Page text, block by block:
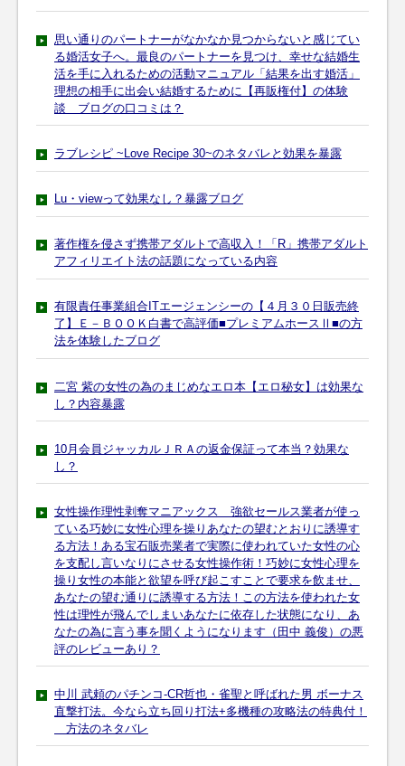
思い通りのパートナーがなかなか見つからないと感じてい
る婚活女子へ。最良のパートナーを見つけ、幸せな結婚生
活を手に入れるための活動マニュアル「結果を出す婚活」
理想の相手に出会い結婚するために【再販権付】の体験
談 ブログの口コミは？
ラブレシピ ~Love Recipe 30~のネタバレと効果を暴露
Lu・viewって効果なし？暴露ブログ
著作権を侵さず携帯アダルトで高収入！「R」携帯アダルト
アフィリエイト法の話題になっている内容
有限責任事業組合ITエージェンシーの【４月３０日販売終
了】Ｅ－ＢＯＯＫ白書で高評価■プレミアムホースⅡ■の方
法を体験したブログ
二宮 紫の女性の為のまじめなエロ本【エロ秘女】は効果な
し？内容暴露
10月会員ジャッカルＪＲＡの返金保証って本当？効果な
し？
女性操作理性剥奪マニアックス 強欲セールス業者が使っ
ている巧妙に女性心理を操りあなたの望むとおりに誘導す
る方法！ある宝石販売業者で実際に使われていた女性の心
を支配し言いなりにさせる女性操作術！巧妙に女性心理を
操り女性の本能と欲望を呼び起こすことで要求を飲ませ、
あなたの望む通りに誘導する方法！この方法を使われた女
性は理性が飛んでしまいあなたに依存した状態になり、あ
なたの為に言う事を聞くようになります（田中 義俊）の悪
評のレビューあり？
中川 武頼のパチンコ-CR哲也・雀聖と呼ばれた男 ボーナス
直撃打法。今なら立ち回り打法+多機種の攻略法の特典付！
方法のネタバレ